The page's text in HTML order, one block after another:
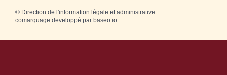
© Direction de l'information légale et administrative
comarquage developpé par baseo.io